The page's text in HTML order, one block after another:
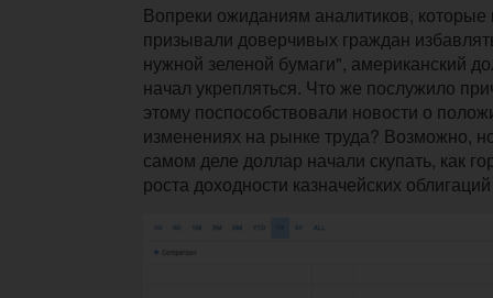
Вопреки ожиданиям аналитиков, которые
призывали доверчивых граждан
нужной зеленой бумаги", американский
начал укрепляться. Что же послужило
этому поспособствовали новости о
изменениях на рынке труда? Возможно,
самом деле доллар начали скупать, как
роста доходности казначейских